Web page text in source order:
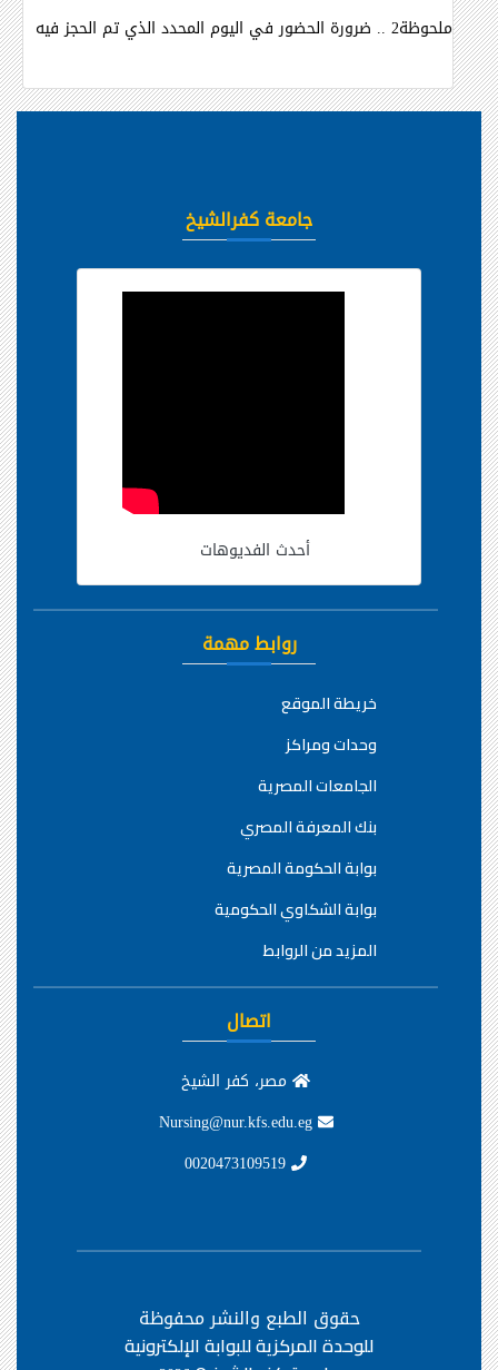
ملحوظة2 .. ضرورة الحضور في اليوم المحدد الذي تم الحجز فيه
جامعة كفرالشيخ
أحدث الفديوهات
روابط مهمة
خريطة الموقع
وحدات ومراكز
الجامعات المصرية
بنك المعرفة المصري
بوابة الحكومة المصرية
بوابة الشكاوي الحكومية
المزيد من الروابط
اتصال
مصر، كفر الشيخ
Nursing@nur.kfs.edu.eg
حقوق الطبع والنشر محفوظة
للوحدة المركزية للبوابة الإلكترونية